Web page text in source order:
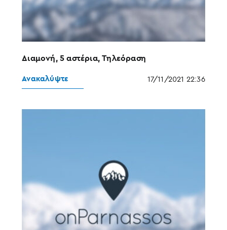
Διαμονή, 5 αστέρια, Τηλεόραση
Ανακαλύψτε 17/11/2021 22:36